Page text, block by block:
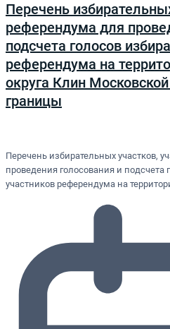
Перечень
референдума для
подсчета голосов
референдума на
округа Клин
границы
Перечень избирательных участков,
проведения голосования и подсчета
участников референдума на